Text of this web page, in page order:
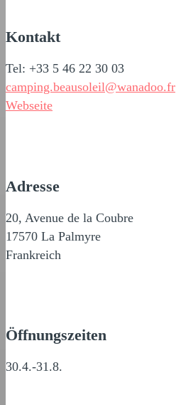
Kontakt
Tel: +33 5 46 22 30 03
camping.beausoleil@wanadoo.fr
Webseite
Adresse
20, Avenue de la Coubre
17570 La Palmyre
Frankreich
Öffnungszeiten
30.4.-31.8.